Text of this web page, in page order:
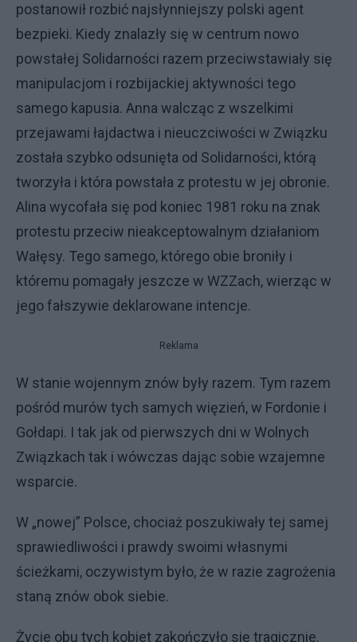
postanowił rozbić najsłynniejszy polski agent
bezpieki. Kiedy znalazły się w centrum nowo
powstałej Solidarności razem przeciwstawiały się
manipulacjom i rozbijackiej aktywności tego
samego kapusia. Anna walcząc z wszelkimi
przejawami łajdactwa i nieuczciwości w Związku
została szybko odsunięta od Solidarności, którą
tworzyła i która powstała z protestu w jej obronie.
Alina wycofała się pod koniec 1981 roku na znak
protestu przeciw nieakceptowalnym działaniom
Wałęsy. Tego samego, którego obie broniły i
któremu pomagały jeszcze w WZZach, wierząc w
jego fałszywie deklarowane intencje.
Reklama
W stanie wojennym znów były razem. Tym razem
pośród murów tych samych więzień, w Fordonie i
Gołdapi. I tak jak od pierwszych dni w Wolnych
Związkach tak i wówczas dając sobie wzajemne
wsparcie.
W „nowej” Polsce, chociaż poszukiwały tej samej
sprawiedliwości i prawdy swoimi własnymi
ścieżkami, oczywistym było, że w razie zagrożenia
staną znów obok siebie.
Życie obu tych kobiet zakończyło się tragicznie.